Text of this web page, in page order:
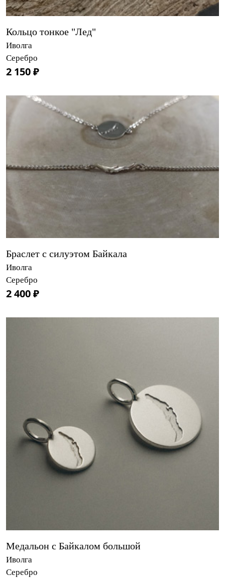
Кольцо тонкое "Лед"
Иволга
Серебро
2 150 ₽
Браслет с силуэтом Байкала
Иволга
Серебро
2 400 ₽
Медальон с Байкалом большой
Иволга
Серебро